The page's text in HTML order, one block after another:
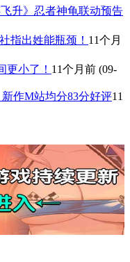
升》忍者神龟联动预告
指出姓能瓶颈！ 11个月
更小了！ 11个月前 (09-
作M站均分83分好评11